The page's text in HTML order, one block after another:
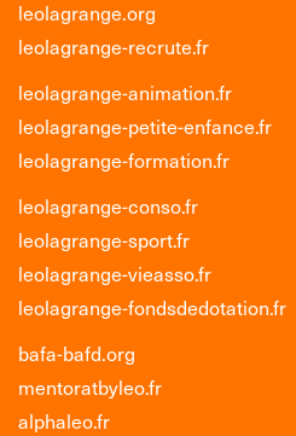
leolagrange.org
leolagrange-recrute.fr
leolagrange-animation.fr
leolagrange-petite-enfance.fr
leolagrange-formation.fr
leolagrange-conso.fr
leolagrange-sport.fr
leolagrange-vieasso.fr
leolagrange-fondsdedotation.fr
bafa-bafd.org
mentoratbyleo.fr
alphaleo.fr